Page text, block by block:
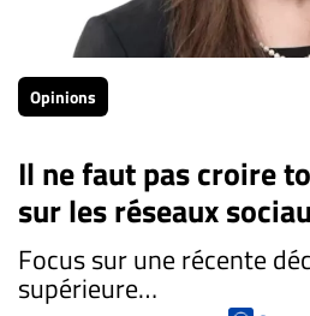
Opinions
Il ne faut pas croire
sur les réseaux
Focus sur une récente
supérieure…